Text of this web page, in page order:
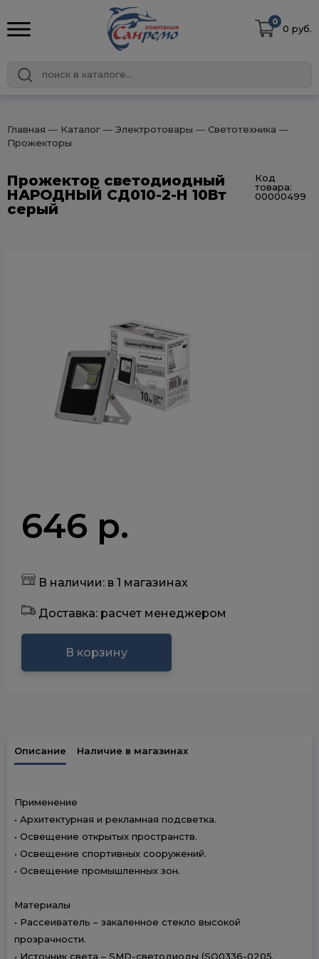
0
0 руб.
Главная ― Каталог ― Электротовары ― Светотехника ―
Прожекторы
Прожектор светодиодный
НАРОДНЫЙ СД010-2-Н 10Вт
серый
Код
товара:
00000499
646 р.
В наличии: в 1 магазинах
Доставка: расчет менеджером
В корзину
Описание Наличие в магазинах
Применение
• Архитектурная и рекламная подсветка.
• Освещение открытых пространств.
• Освещение спортивных сооружений.
• Освещение промышленных зон.
Материалы
• Рассеиватель – закаленное стекло высокой
прозрачности.
• Источник света – SMD-светодиоды (SQ0336-0205,